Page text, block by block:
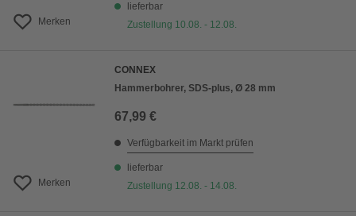
Merken
lieferbar
Zustellung 10.08. - 12.08.
Merken
CONNEX
Hammerbohrer, SDS-plus, Ø 28 mm
67,99 €
Verfügbarkeit im Markt prüfen
lieferbar
Zustellung 12.08. - 14.08.